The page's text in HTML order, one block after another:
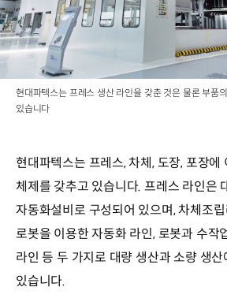
현대파텍스는 프레스 생산 라인을 갖춘 것은 물론 부품
있습니다
현대파텍스는 프레스, 차체, 도장, 포장에
체제를 갖추고 있습니다. 프레스 라인은
자동화설비로 구성되어 있으며, 차체조
로봇을 이용한 자동화 라인, 로봇과 수작
라인 등 두 가지로 대량 생산과 소량 생
있습니다.